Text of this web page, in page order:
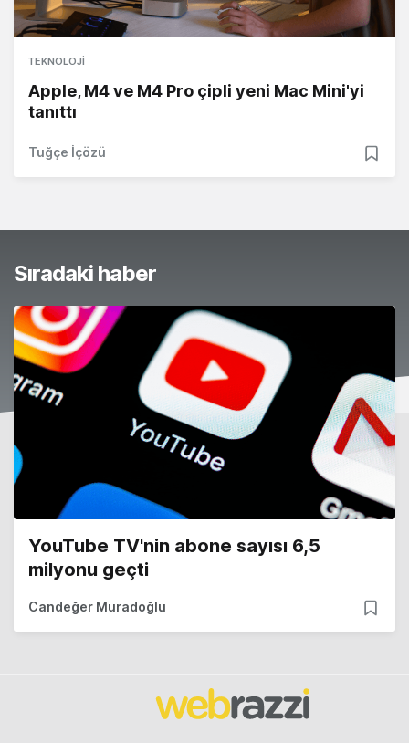
TEKNOLOJI
Apple, M4 ve M4 Pro çipli yeni Mac Mini'yi
tanıttı
Tuğçe İçözü
Sıradaki haber
YouTube TV'nin abone sayısı 6,5
milyonu geçti
Candeğer Muradoğlu